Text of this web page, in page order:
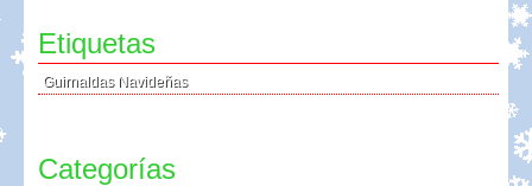
Etiquetas
Guirnaldas Navideñas
Categorías